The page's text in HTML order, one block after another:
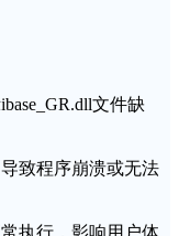
文件缺
致程序崩溃或无法